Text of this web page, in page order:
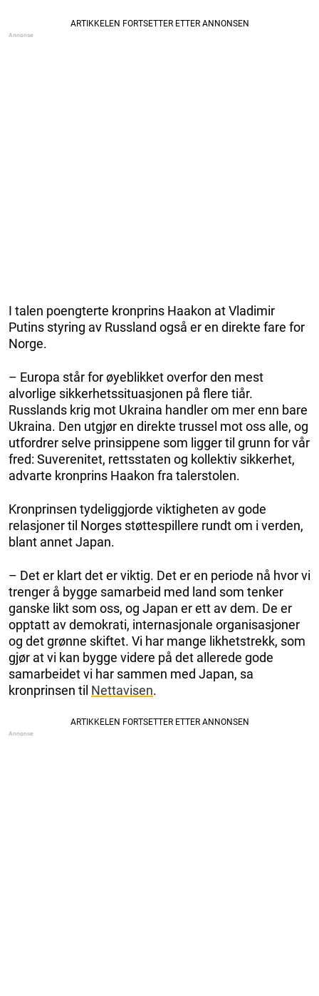
I talen poengterte kronprins Haakon at Vladimir
Putins styring av Russland også er en direkte fare for
Norge.
– Europa står for øyeblikket overfor den mest
alvorlige sikkerhetssituasjonen på flere tiår.
Russlands krig mot Ukraina handler om mer enn bare
Ukraina. Den utgjør en direkte trussel mot oss alle, og
utfordrer selve prinsippene som ligger til grunn for vår
fred: Suverenitet, rettsstaten og kollektiv sikkerhet,
advarte kronprins Haakon fra talerstolen.
Kronprinsen tydeliggjorde viktigheten av gode
relasjoner til Norges støttespillere rundt om i verden,
blant annet Japan.
– Det er klart det er viktig. Det er en periode nå hvor vi
trenger å bygge samarbeid med land som tenker
ganske likt som oss, og Japan er ett av dem. De er
opptatt av demokrati, internasjonale organisasjoner
og det grønne skiftet. Vi har mange likhetstrekk, som
gjør at vi kan bygge videre på det allerede gode
samarbeidet vi har sammen med Japan, sa
kronprinsen til Nettavisen.